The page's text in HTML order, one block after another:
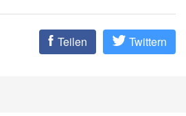
Teilen Twittern